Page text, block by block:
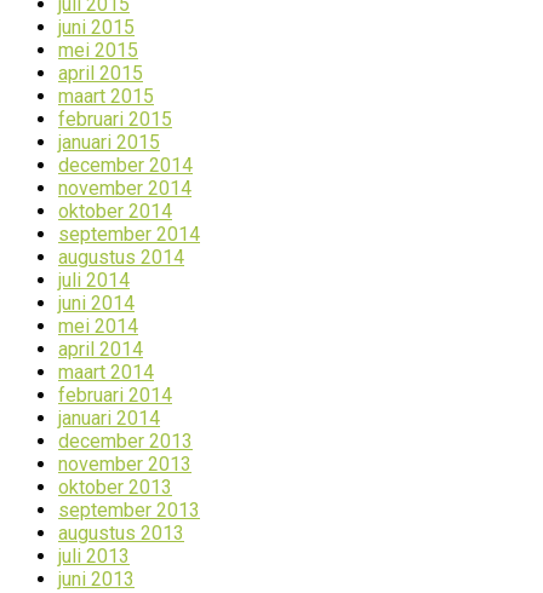
juni 2015
mei 2015
april 2015
maart 2015
februari 2015
januari 2015
december 2014
november 2014
oktober 2014
september 2014
augustus 2014
juli 2014
juni 2014
mei 2014
april 2014
maart 2014
februari 2014
januari 2014
december 2013
november 2013
oktober 2013
september 2013
augustus 2013
juli 2013
juni 2013